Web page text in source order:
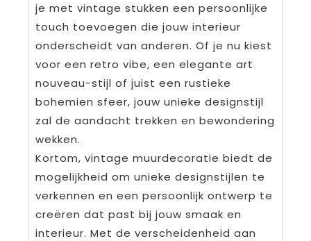
je met vintage stukken een persoonlijke
touch toevoegen die jouw interieur
onderscheidt van anderen. Of je nu kiest
voor een retro vibe, een elegante art
nouveau-stijl of juist een rustieke
bohemien sfeer, jouw unieke designstijl
zal de aandacht trekken en bewondering
wekken.
Kortom, vintage muurdecoratie biedt de
mogelijkheid om unieke designstijlen te
verkennen en een persoonlijk ontwerp te
creëren dat past bij jouw smaak en
interieur. Met de verscheidenheid aan